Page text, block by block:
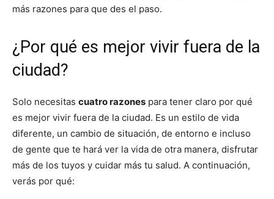
más razones para que des el paso.
¿Por qué es mejor vivir fuera de la
ciudad?
Solo necesitas cuatro razones para tener claro por qué
es mejor vivir fuera de la ciudad. Es un estilo de vida
diferente, un cambio de situación, de entorno e incluso
de gente que te hará ver la vida de otra manera, disfrutar
más de los tuyos y cuidar más tu salud. A continuación,
verás por qué: